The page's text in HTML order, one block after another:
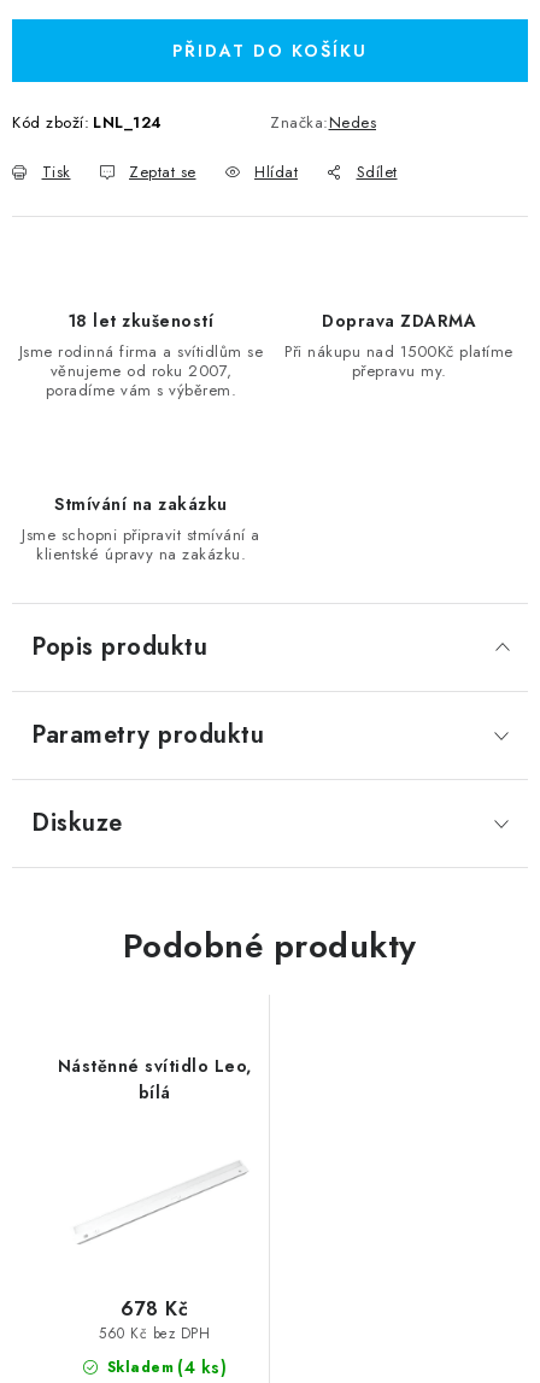
PŘIDAT DO KOŠÍKU
Kód zboží: LNL_124 Značka:Nedes
Tisk Zeptat se Hlídat Sdílet
18 let zkušeností
Jsme rodinná firma a svítidlům se
věnujeme od roku 2007,
poradíme vám s výběrem.
Doprava ZDARMA
Při nákupu nad 1500Kč platíme
přepravu my.
Stmívání na zakázku
Jsme schopni připravit stmívání a
klientské úpravy na zakázku.
Popis produktu
Parametry produktu
Diskuze
Podobné produkty
Nástěnné svítidlo Leo,
bílá
Skladem (4 ks)
560 Kč bez DPH
678 Kč